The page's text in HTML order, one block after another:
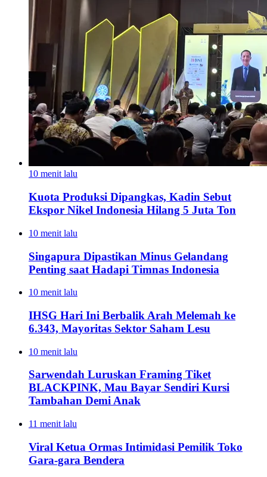
10 menit lalu
Kuota Produksi Dipangkas, Kadin Sebut
Ekspor Nikel Indonesia Hilang 5 Juta Ton
10 menit lalu
Singapura Dipastikan Minus Gelandang
Penting saat Hadapi Timnas Indonesia
10 menit lalu
IHSG Hari Ini Berbalik Arah Melemah ke
6.343, Mayoritas Sektor Saham Lesu
10 menit lalu
Sarwendah Luruskan Framing Tiket
BLACKPINK, Mau Bayar Sendiri Kursi
Tambahan Demi Anak
11 menit lalu
Viral Ketua Ormas Intimidasi Pemilik Toko
Gara-gara Bendera